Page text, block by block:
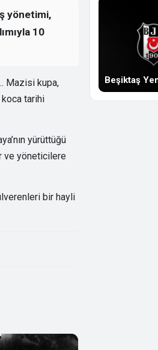
yönetimi,
10
Mazisi kupa,
koca tarihi
yürüttüğü
ve yöneticilere
bir hayli
Beşiktaş